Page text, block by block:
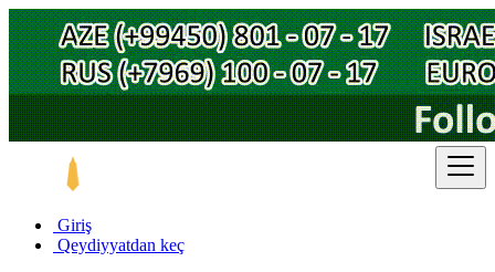
Giriş
Qeydiyyatdan keç